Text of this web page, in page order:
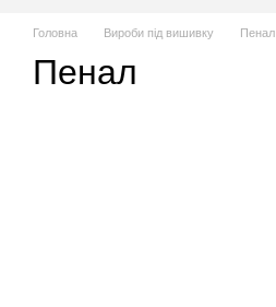
Головна Вироби під вишивку Пенал
Пенал